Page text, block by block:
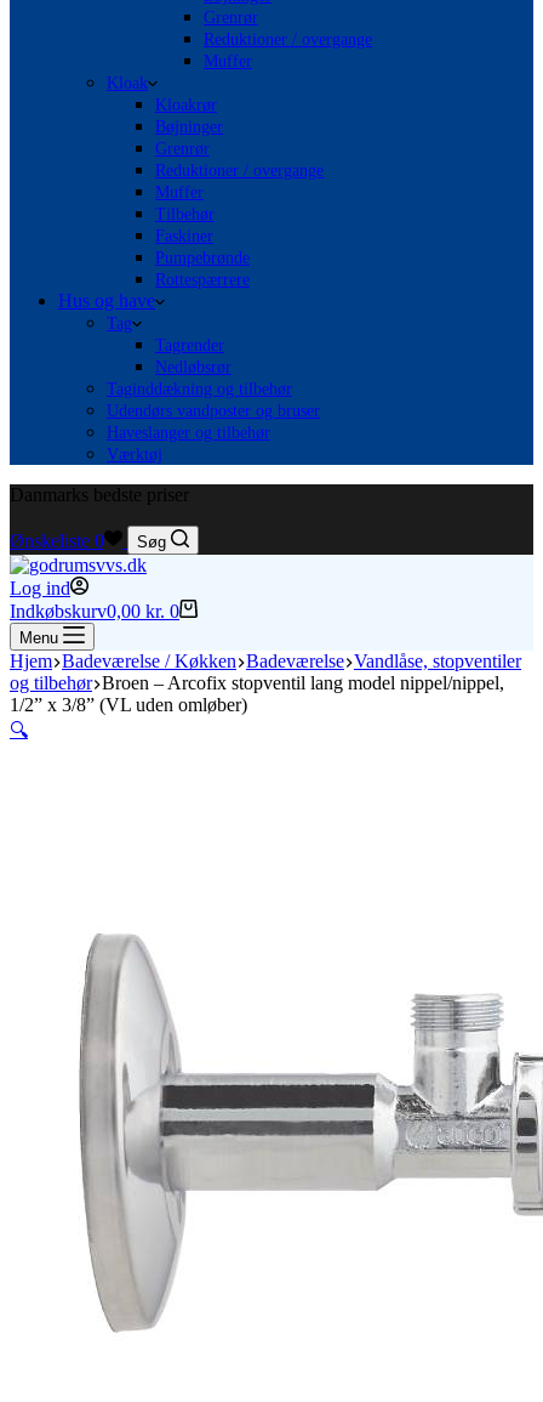
Grenrør
Reduktioner / overgange
Muffer
Kloak
Kloakrør
Bøjninger
Grenrør
Reduktioner / overgange
Muffer
Tilbehør
Faskiner
Pumpebrønde
Rottespærrere
Hus og have
Tag
Tagrender
Nedløbsrør
Taginddækning og tilbehør
Udendørs vandposter og bruser
Haveslanger og tilbehør
Værktøj
Danmarks bedste priser
Ønskeliste 0 Søg
Log ind
Indkøbskurv0,00 kr. 0
Menu
Hjem Badeværelse / Køkken Badeværelse Vandlåse, stopventiler
og tilbehør Broen – Arcofix stopventil lang model nippel/nippel,
1/2” x 3/8” (VL uden omløber)
🔍